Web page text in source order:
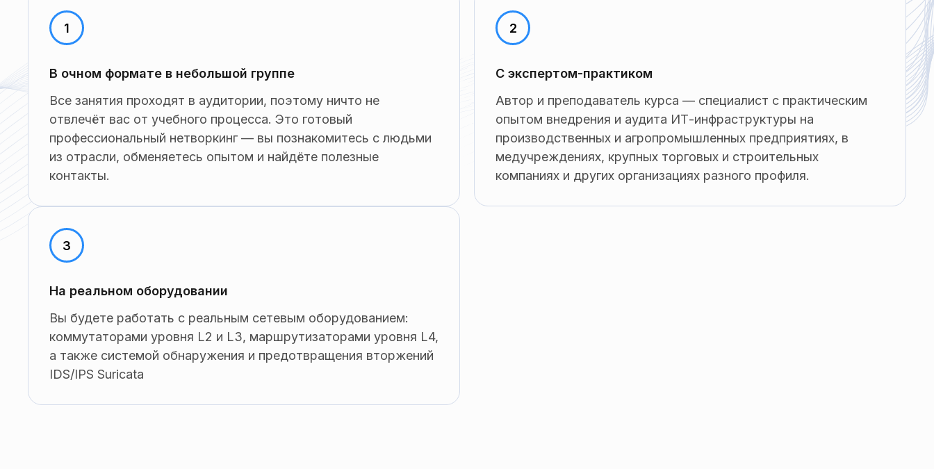
В очном формате в небольшой группе
Все занятия проходят в аудитории, поэтому ничто не
отвлечёт вас от учебного процесса. Это готовый
профессиональный нетворкинг — вы познакомитесь с людьми
из отрасли, обменяетесь опытом и найдёте полезные
контакты.
С экспертом-практиком
Автор и преподаватель курса — специалист с практическим
опытом внедрения и аудита ИТ-инфраструктуры на
производственных и агропромышленных предприятиях, в
медучреждениях, крупных торговых и строительных
компаниях и других организациях разного профиля.
На реальном оборудовании
Вы будете работать с реальным сетевым оборудованием:
коммутаторами уровня L2 и L3, маршрутизаторами уровня L4,
а также системой обнаружения и предотвращения вторжений
IDS/IPS Suricata